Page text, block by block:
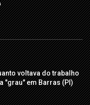
voltava do trabalho
"grau" em Barras (PI)